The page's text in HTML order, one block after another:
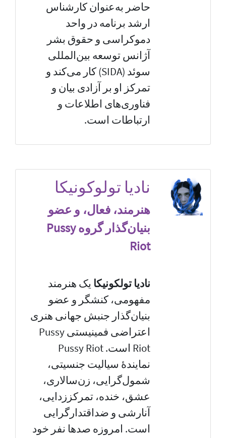
حاضر به‌عنوان کارشناس
ارشد برنامه در واحد
دموکراسی و حقوق بشر
آژانس توسعه بین‌المللی
سوئد (SIDA) کار می‌کند و
تمرکز او بر آزادی بیان و
فناوری‌های اطلاعات و
ارتباطات است.
نادیا تولوکونیکا
هنرمند، فعال، و عضو
بنیان‌گذار گروه Pussy
Riot
نادیا تولکونیکا یک هنرمند
مفهومی، کنشگر و عضو
بنیان‌گذار جنبش جهانی هنری
اعتراضی فمینیستی Pussy
Riot است. Pussy Riot
نمایندهٔ سیالیت جنسیتی،
شمول‌گرایی، زن‌سالاری،
عشق، خنده، تمرکززدایی،
آنارشی و ضداقتدارگرایی
است. امروزه صدها نفر خود